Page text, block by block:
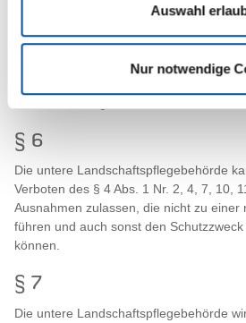
Auswahl
Nur notwendige
Jagd, ausgenommen die Jagd auf
das Betreten und Befahren des
die Grundstücksbesitzer oder
§ 6
Die untere Landschaftspflegebehörde
Verboten des § 4 Abs. 1 Nr. 2, 4, 7, 10,
Ausnahmen zulassen, die nicht zu einer
führen und auch sonst den
können.
§ 7
Die untere Landschaftspflegebehörde